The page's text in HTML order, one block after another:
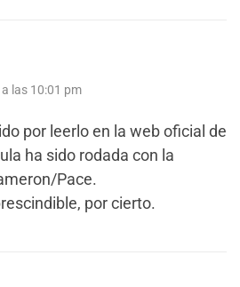
las 10:01 pm
por leerlo en la web oficial de
ha sido rodada con la
Pace.
por cierto.